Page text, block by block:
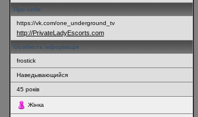
Про себе
https://vk.com/one_underground_tv
http://PrivateLadyEscorts.com
Особиста інформація
frostick
Наведывающийся
45 років
Жінка